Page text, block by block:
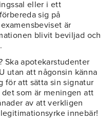
eller i ett
sig på
är
blivit beviljad och
Ska apotekarstudenter
utan att någonsin känna
för att sätta sin signatur
som är meningen att
av att verkligen
innebär!